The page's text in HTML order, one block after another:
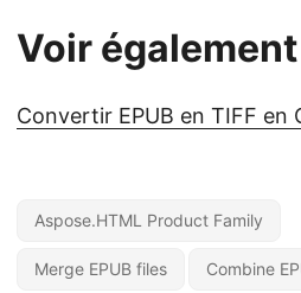
Voir également
Convertir EPUB en TIFF en
Aspose.HTML Product Family
Merge EPUB files Combine